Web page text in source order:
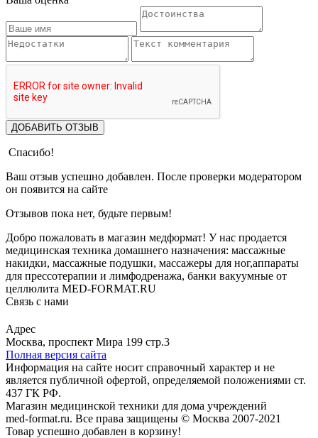
ДОБАВИТЬ ОТЗЫВ
Спасибо!
Ваш отзыв успешно добавлен. После проверки модератором
он появится на сайте
Отзывов пока нет, будьте первым!
Добро пожаловать в магазин медформат! У нас продается
медицинская техника домашнего назначения: массажные
накидки, массажные подушки, массажеры для ног,аппараты
для прессотерапии и лимфодренажа, банки вакуумные от
целлюлита MED-FORMAT.RU
Связь с нами
Адрес
Москва, проспект Мира 199 стр.3
Полная версия сайта
Информация на сайте носит справочный характер и не
является публичной офертой, определяемой положениями ст.
437 ГК РФ.
Магазин медицинской техники для дома учреждений
med-format.ru. Все права защищены © Москва 2007-2021
Товар успешно добавлен в корзину!